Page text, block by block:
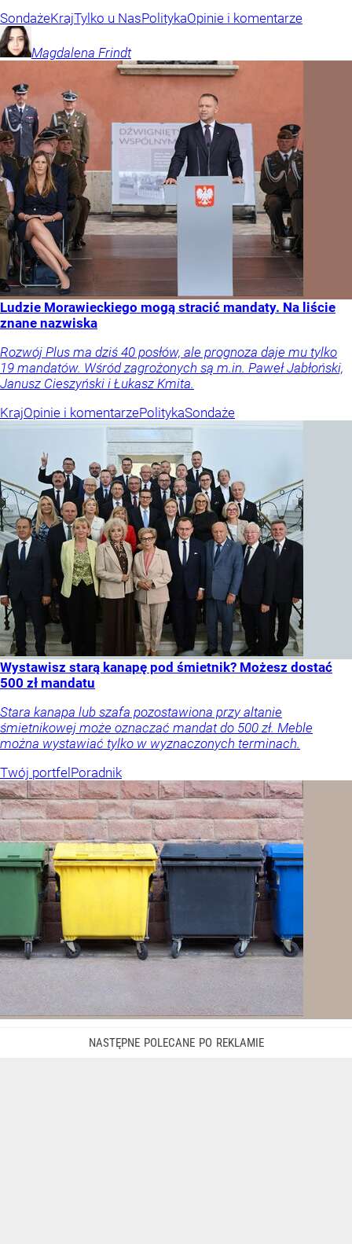
SondażeKrajTylko u NasPolitykaOpinie i komentarze
Magdalena Frindt
Ludzie Morawieckiego mogą stracić mandaty. Na liście
znane nazwiska
Rozwój Plus ma dziś 40 posłów, ale prognoza daje mu tylko
19 mandatów. Wśród zagrożonych są m.in. Paweł Jabłoński,
Janusz Cieszyński i Łukasz Kmita.
KrajOpinie i komentarzePolitykaSondaże
Wystawisz starą kanapę pod śmietnik? Możesz dostać
500 zł mandatu
Stara kanapa lub szafa pozostawiona przy altanie
śmietnikowej może oznaczać mandat do 500 zł. Meble
można wystawiać tylko w wyznaczonych terminach.
Twój portfelPoradnik